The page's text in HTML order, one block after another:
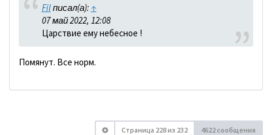
Filписал(а): ↑
07 май 2022, 12:08
Царствие ему небесное !
Помянут. Все норм.
Страница 228из 232 4622 сообщения